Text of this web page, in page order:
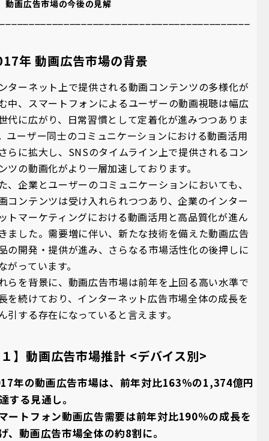
画広告市場の今後の見解
年 動画広告市場の背景
ターネット上で提供される動画コンテンツの多様化が
中、スマートフォンによるユーザーの動画視聴は幅広
代に広がり、日常習慣として定着化が進みつつありま
ユーザー同士のコミュニケーションにおける動画活用
らに拡大し、SNSのタイムライン上で提供されるコン
ツの動画化がより一層加速しております。
、企業とユーザーのコミュニケーションにおいても、
コンテンツは受け入れられつつあり、企業のインター
トマーケティングにおける動画活用と高品質化が進ん
ました。需要増に伴い、新たな技術を備えた動画広告
の開発・提供が進み、さらなる市場活性化の後押しに
がっています。
らを背景に、動画広告市場は前年を上回る高い水準で
を続けており、インターネット広告市場全体の成長を
引する存在になっていると言えます。
】動画広告市場推計 <デバイス別>
年の動画広告市場は、前年対比163％の1,374億円
する見通し。
ートフォン動画広告需要は前年対比190％の成長を
、動画広告市場全体の約8割に。